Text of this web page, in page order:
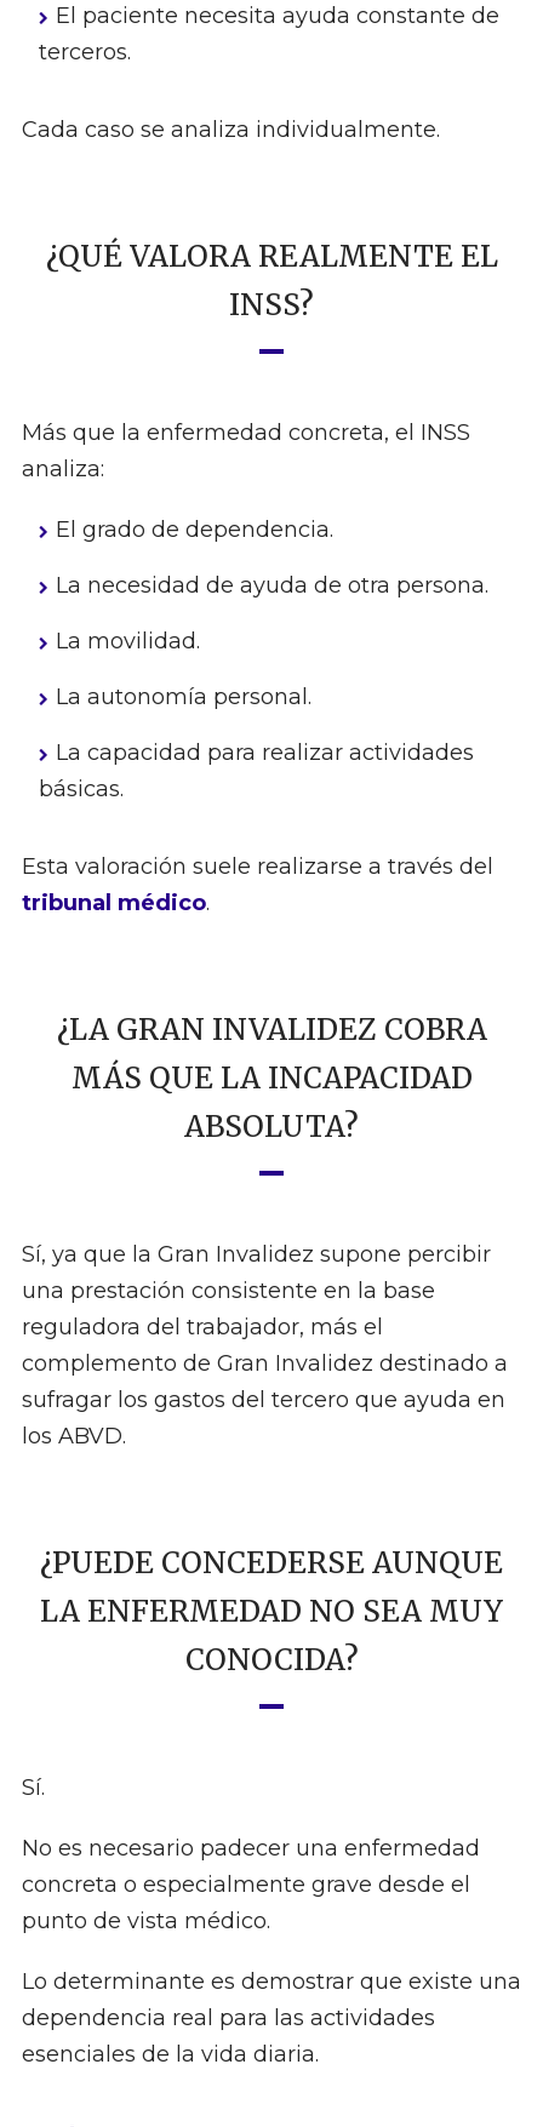
El paciente necesita ayuda constante de
terceros.
Cada caso se analiza individualmente.
¿QUÉ VALORA REALMENTE EL
INSS?
Más que la enfermedad concreta, el INSS
analiza:
El grado de dependencia.
La necesidad de ayuda de otra persona.
La movilidad.
La autonomía personal.
La capacidad para realizar actividades
básicas.
Esta valoración suele realizarse a través del
tribunal médico.
¿LA GRAN INVALIDEZ COBRA
MÁS QUE LA INCAPACIDAD
ABSOLUTA?
Sí, ya que la Gran Invalidez supone percibir
una prestación consistente en la base
reguladora del trabajador, más el
complemento de Gran Invalidez destinado a
sufragar los gastos del tercero que ayuda en
los ABVD.
¿PUEDE CONCEDERSE AUNQUE
LA ENFERMEDAD NO SEA MUY
CONOCIDA?
Sí.
No es necesario padecer una enfermedad
concreta o especialmente grave desde el
punto de vista médico.
Lo determinante es demostrar que existe una
dependencia real para las actividades
esenciales de la vida diaria.